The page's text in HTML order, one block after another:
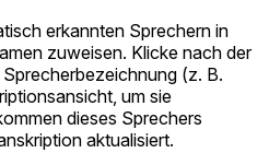
erkannten Sprechern in
zuweisen. Klicke nach der
(z. B.
um sie
dieses Sprechers
aktualisiert.